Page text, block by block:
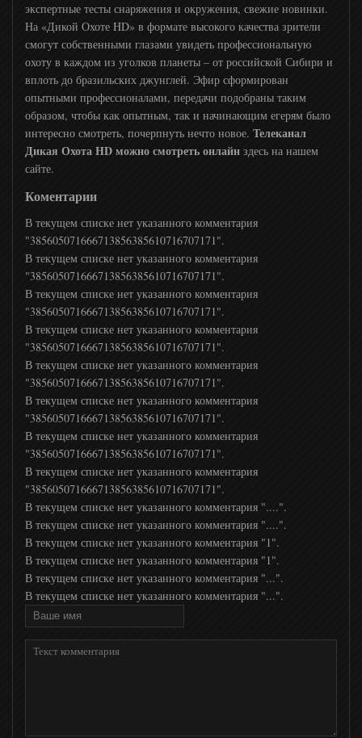
Bridge TV
ТНТ MUSIC
Шансон ТВ
Ля минор
Europa Plus TV
ЖАРА
MTV 80S
MTV 00s
МСМ ТОР
Прямой
24 Украина
экспертные тесты снаряжения и окружения, свежие новинки.
На «Дикой Охоте HD» в формате высокого качества зрители
смогут собственными глазами увидеть профессиональную
охоту в каждом из уголков планеты – от российской Сибири и
вплоть до бразильских джунглей. Эфир сформирован
опытными профессионалами, передачи подобраны таким
образом, чтобы как опытным, так и начинающим егерям было
интересно смотреть, почерпнуть нечто новое. Телеканал
Дикая Охота HD можно смотреть онлайн здесь на нашем
сайте.
Коментарии
В текущем списке нет указанного комментария
"385605071666713856385610716707171".
В текущем списке нет указанного комментария
"385605071666713856385610716707171".
В текущем списке нет указанного комментария
"385605071666713856385610716707171".
В текущем списке нет указанного комментария
"385605071666713856385610716707171".
В текущем списке нет указанного комментария
"385605071666713856385610716707171".
В текущем списке нет указанного комментария
"385605071666713856385610716707171".
В текущем списке нет указанного комментария
"385605071666713856385610716707171".
В текущем списке нет указанного комментария
"385605071666713856385610716707171".
В текущем списке нет указанного комментария "....".
В текущем списке нет указанного комментария "....".
В текущем списке нет указанного комментария "1".
В текущем списке нет указанного комментария "1".
В текущем списке нет указанного комментария "...".
В текущем списке нет указанного комментария "...".